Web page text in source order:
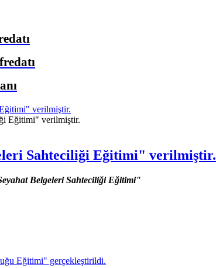
verilmiştir.
Sahteciliği Eğitimi" verilmiştir.
Belgeleri Sahteciliği Eğitimi"
Eğitimi" gerçekleştirildi.